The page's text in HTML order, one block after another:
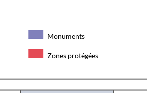
Monuments
Zones protégées